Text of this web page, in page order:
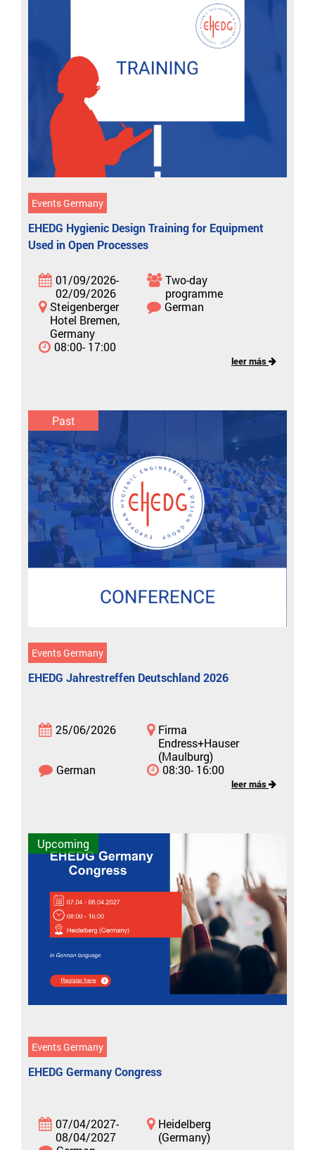
Events Germany
EHEDG Hygienic Design Training for Equipment
Used in Open Processes
01/09/2026-
02/09/2026
Two-day
programme
Steigenberger
Hotel Bremen,
Germany
German
08:00- 17:00
leer más
Past
Events Germany
EHEDG Jahrestreffen Deutschland 2026
25/06/2026
Firma
Endress+Hauser
(Maulburg)
German
08:30- 16:00
leer más
Upcoming
Events Germany
EHEDG Germany Congress
07/04/2027-
08/04/2027
Heidelberg
(Germany)